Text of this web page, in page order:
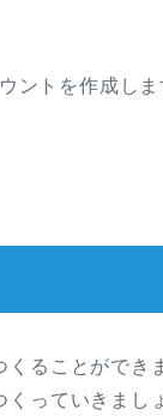
ントを作成しま
ることができ
っていきまし